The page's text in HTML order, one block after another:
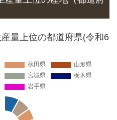
量上位の都道府県(令和6